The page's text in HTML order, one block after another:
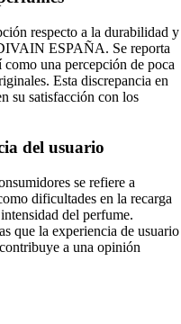
respecto a la durabilidad y
ESPAÑA. Se reporta
una percepción de poca
Esta discrepancia en
su satisfacción con los
del usuario
se refiere a
dificultades en la recarga
del perfume.
que la experiencia de usuario
a una opinión